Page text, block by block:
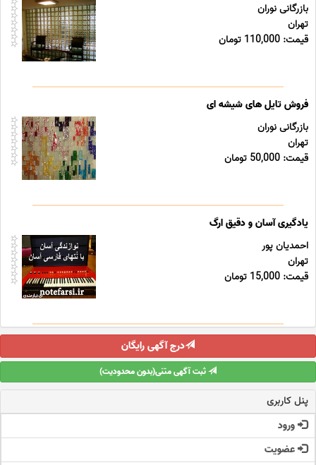
بازرگانی نوران
تهران
قیمت: 110,000 تومان
فروش تایل های شیشه ای
بازرگانی نوران
تهران
قیمت: 50,000 تومان
یادگیری آسان و دقیق ارگ
احمدیان پور
تهران
قیمت: 15,000 تومان
درج آگهی رایگان
ثبت آگهی متنی(بدون محدودیت)
پنل کاربری
ورود
عضویت